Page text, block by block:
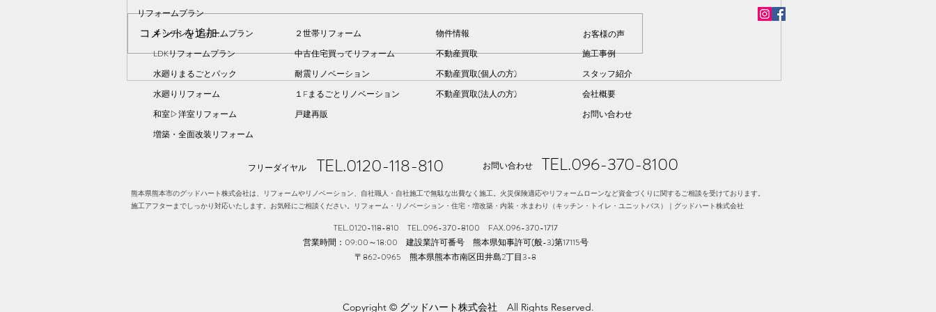
水回りリフォームで毎日快適
熊本 リフォーム 内装リフ
熊本 リフォーム 浴室とカ
コメントを追加…
リフォームプラン
キッチンリフォームプラン
２世帯リフォーム
物件情報
LDKリフォームプラン
中古住宅買ってリフォーム
不動産買取
水廻りまるごとパック
耐震リノベーション
不動産買取(個人の方)
水廻りリフォーム
１Fまるごとリノベーション
不動産買取(法人の方)
和室▷洋室リフォーム
​戸建再販
施工事例
スタッフ紹介
会社概要
お問い合わせ
増築・全面改装リフォーム
お客様の声
フリーダイヤル TEL.0120-118-810 お問い合わせ TEL.096-370-8100
熊本県熊本市のグッドハート株式会社は、リフォームやリノベーション、自社職人・自社施工で無駄な出費なく施工。火災保険適応やリフォームローンなど資金づくりに関するご相談を受けております。
施工アフターまでしっかり対応いたします。お気軽にご相談ください。リフォーム・リノベーション・住宅・増改築・内装・水まわり（キッチン・トイレ・ユニットバス）｜グッドハート株式会社
TEL.0120-118-810 TEL.096-370-8100​ FAX.096-370-1717
営業時間：09:00～18:00 建設業許可番号 熊本県知事許可(般-3)第17115号
〒862-0965 熊本県熊本市南区田井島2丁目3-8
Copyright © グッドハート株式会社 All Rights Reserved.